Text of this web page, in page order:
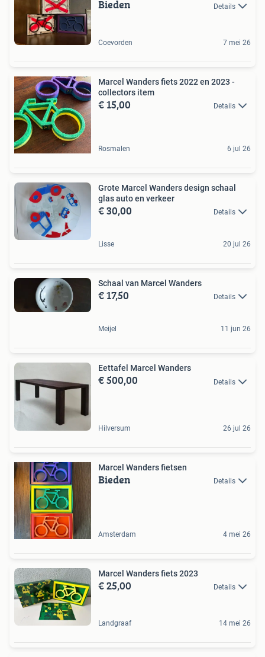
Bieden Details
Coevorden 7 mei 26
Marcel Wanders fiets 2022 en 2023 -
collectors item
€ 15,00 Details
Rosmalen 6 jul 26
Grote Marcel Wanders design schaal
glas auto en verkeer
€ 30,00 Details
Lisse 20 jul 26
Schaal van Marcel Wanders
€ 17,50 Details
Meijel 11 jun 26
Eettafel Marcel Wanders
€ 500,00 Details
Hilversum 26 jul 26
Marcel Wanders fietsen
Bieden Details
Amsterdam 4 mei 26
Marcel Wanders fiets 2023
€ 25,00 Details
Landgraaf 14 mei 26